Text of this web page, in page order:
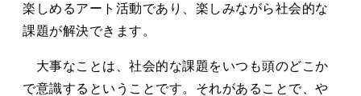
楽しめるアート活動であり、楽しみながら社会的な
課題が解決できます。
大事なことは、社会的な課題をいつも頭のどこか
で意識するということです。それがあることで、や